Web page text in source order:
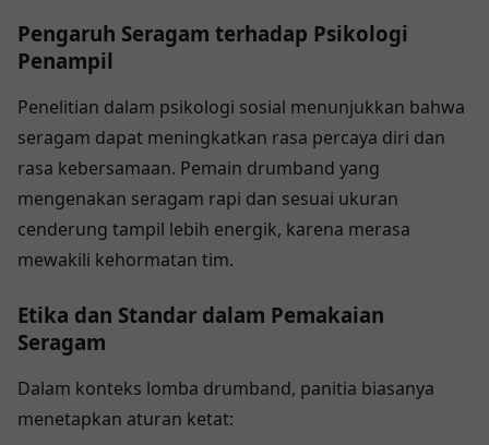
Pengaruh Seragam terhadap Psikologi
Penampil
Penelitian dalam psikologi sosial menunjukkan bahwa
seragam dapat meningkatkan rasa percaya diri dan
rasa kebersamaan. Pemain drumband yang
mengenakan seragam rapi dan sesuai ukuran
cenderung tampil lebih energik, karena merasa
mewakili kehormatan tim.
Etika dan Standar dalam Pemakaian
Seragam
Dalam konteks lomba drumband, panitia biasanya
menetapkan aturan ketat: